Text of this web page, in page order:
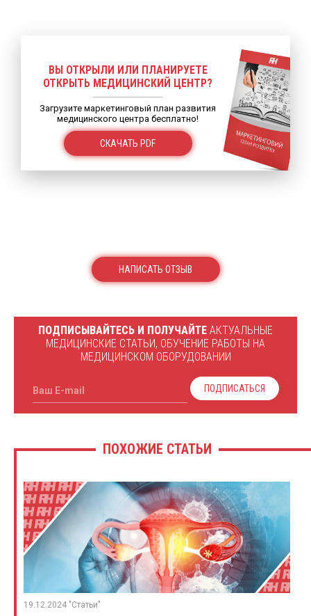
ВЫ ОТКРЫЛИ ИЛИ ПЛАНИРУЕТЕ
ОТКРЫТЬ МЕДИЦИНСКИЙ ЦЕНТР?
Загрузите маркетинговый план развития
медицинского центра бесплатно!
СКАЧАТЬ PDF
НАПИСАТЬ ОТЗЫВ
ПОДПИСЫВАЙТЕСЬ И ПОЛУЧАЙТЕ АКТУАЛЬНЫЕ
МЕДИЦИНСКИЕ СТАТЬИ, ОБУЧЕНИЕ РАБОТЫ НА
МЕДИЦИНСКОМ ОБОРУДОВАНИИ
Ваш E-mail ПОДПИСАТЬСЯ
ПОХОЖИЕ СТАТЬИ
19.12.2024 "Статьи"